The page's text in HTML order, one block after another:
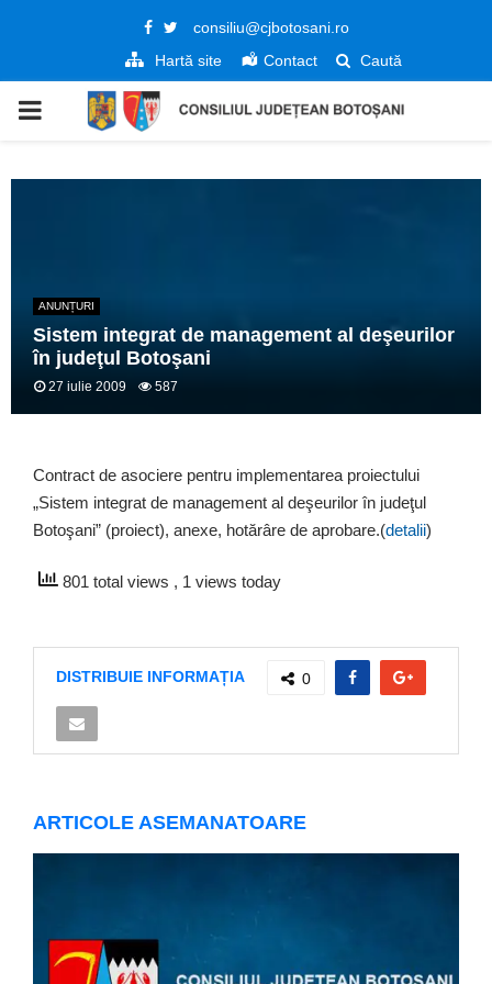
Facebook
Twitter
consiliu@cjbotosani.ro
Hartă site
Contact Caută
PRIMARY
ANUNȚURI
Sistem integrat de management al deşeurilor
în judeţul Botoşani
27 iulie 2009 587
Contract de asociere pentru implementarea proiectului
„Sistem integrat de management al deşeurilor în judeţul
Botoşani” (proiect), anexe, hotărâre de aprobare.(detalii)
801 total views , 1 views today
DISTRIBUIE INFORMAȚIA 0
ARTICOLE ASEMANATOARE